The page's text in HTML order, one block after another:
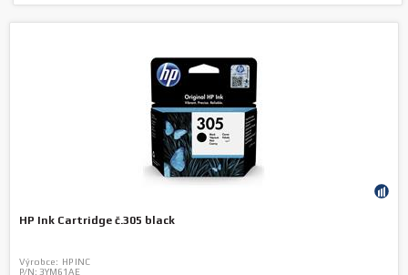
HP Ink Cartridge č.305 black
Výrobce: HP INC
P/N: 3YM61AE